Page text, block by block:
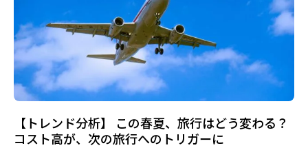
【トレンド分析】 この春夏、旅行はどう変わる？
コスト高が、次の旅行へのトリガーに